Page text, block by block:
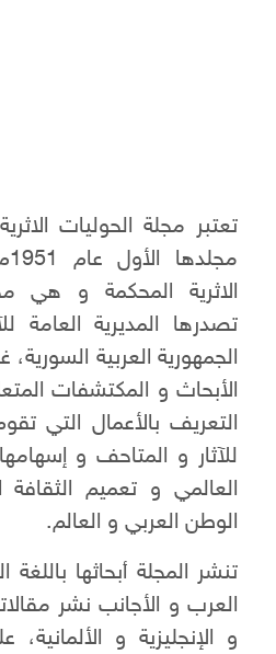
تعتبر مجلة الحوليات
الاثرية المحكمة و هي
تصدرها المديرية العامة
الجمهورية العربية السورية،
الأبحاث و المكتشفات
التعريف بالأعمال التي
للآثار و المتاحف و
العالمي و تعميم الثقافة
الوطن العربي و العالم.
تنشر المجلة أبحاثها باللغة
العرب و الأجانب نشر
و الإنجليزية و